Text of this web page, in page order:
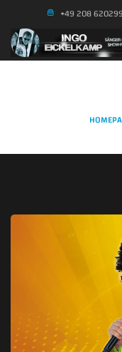
+49 208